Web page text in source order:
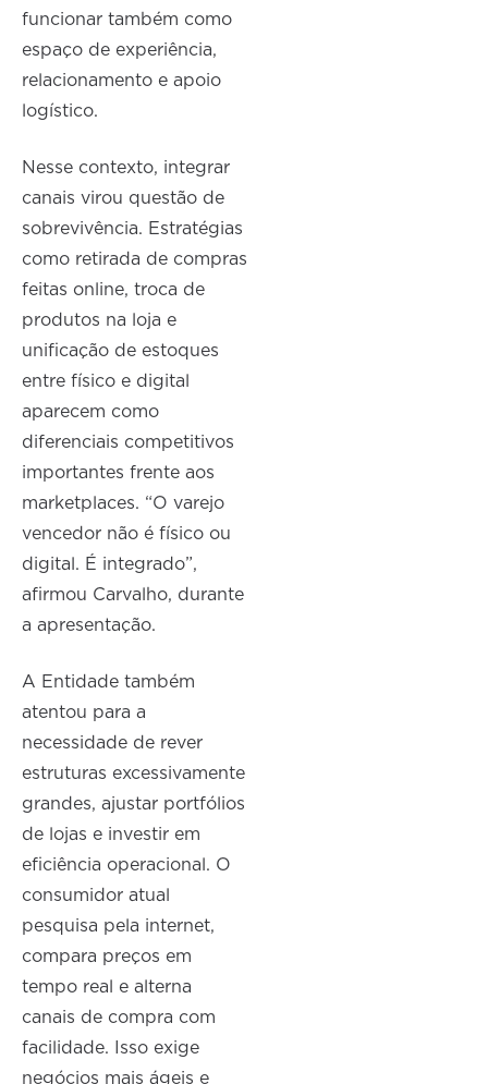
funcionar também como
espaço de experiência,
relacionamento e apoio
logístico.
Nesse contexto, integrar
canais virou questão de
sobrevivência. Estratégias
como retirada de compras
feitas online, troca de
produtos na loja e
unificação de estoques
entre físico e digital
aparecem como
diferenciais competitivos
importantes frente aos
marketplaces. “O varejo
vencedor não é físico ou
digital. É integrado”,
afirmou Carvalho, durante
a apresentação.
A Entidade também
atentou para a
necessidade de rever
estruturas excessivamente
grandes, ajustar portfólios
de lojas e investir em
eficiência operacional. O
consumidor atual
pesquisa pela internet,
compara preços em
tempo real e alterna
canais de compra com
facilidade. Isso exige
negócios mais ágeis e